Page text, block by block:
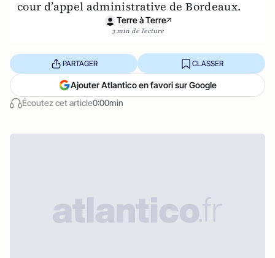
cour d’appel administrative de Bordeaux.
Terre à Terre
3 min de lecture
Écoutez cet article0:00min
PARTAGER CLASSER
Ajouter Atlantico en favori sur Google